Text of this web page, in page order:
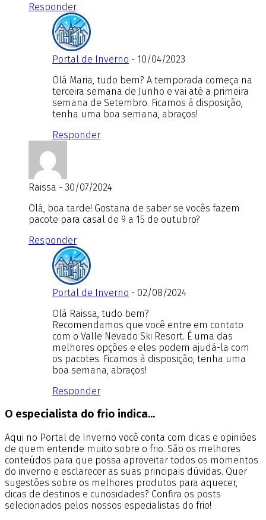
Responder
Portal de Inverno - 10/04/2023
Olá Maria, tudo bem? A temporada começa na
terceira semana de Junho e vai até a primeira
semana de Setembro. Ficamos á disposição,
tenha uma boa semana, abraços!
Responder
Raissa - 30/07/2024
Olá, boa tarde! Gostaria de saber se vocês fazem
pacote para casal de 9 a 15 de outubro?
Responder
Portal de Inverno - 02/08/2024
Olá Raissa, tudo bem?
Recomendamos que você entre em contato
com o Valle Nevado Ski Resort. É uma das
melhores opções e eles podem ajudá-la com
os pacotes. Ficamos à disposição, tenha uma
boa semana, abraços!
Responder
O especialista do frio indica...
Aqui no Portal de Inverno você conta com dicas e opiniões
de quem entende muito sobre o frio. São os melhores
conteúdos para que possa aproveitar todos os momentos
do inverno e esclarecer as suas principais dúvidas. Quer
sugestões sobre os melhores produtos para aquecer,
dicas de destinos e curiosidades? Confira os posts
selecionados pelos nossos especialistas do frio!